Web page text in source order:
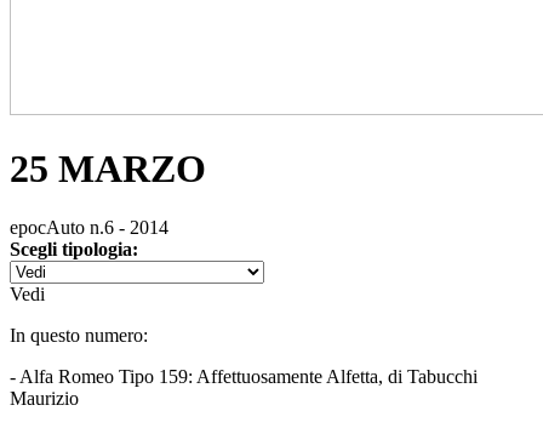
25 MARZO
epocAuto n.6 - 2014
Scegli tipologia:
Vedi
In questo numero:
- Alfa Romeo Tipo 159: Affettuosamente Alfetta, di Tabucchi
Maurizio